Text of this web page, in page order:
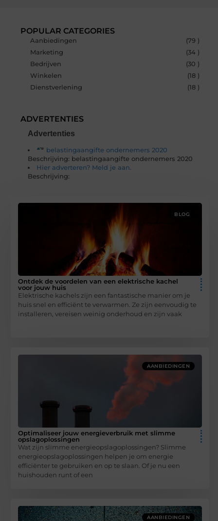
POPULAR CATEGORIES
Aanbiedingen
(79 )
Marketing
(34 )
Bedrijven
(30 )
Winkelen
(18 )
Dienstverlening
(18 )
ADVERTENTIES
Advertenties
belastingaangifte ondernemers 2020
Beschrijving: belastingaangifte ondernemers 2020
Hier adverteren? Meld je aan.
Beschrijving:
BLOG
Ontdek de voordelen van een elektrische kachel
voor jouw huis
Elektrische kachels zijn een fantastische manier om je
huis snel en efficiënt te verwarmen. Ze zijn eenvoudig te
installeren, vereisen weinig onderhoud en zijn vaak
AANBIEDINGEN
Optimaliseer jouw energieverbruik met slimme
opslagoplossingen
Wat zijn slimme energieopslagoplossingen? Slimme
energieopslagoplossingen helpen je om energie
efficiënter te gebruiken en op te slaan. Of je nu een
huishouden runt of een
AANBIEDINGEN